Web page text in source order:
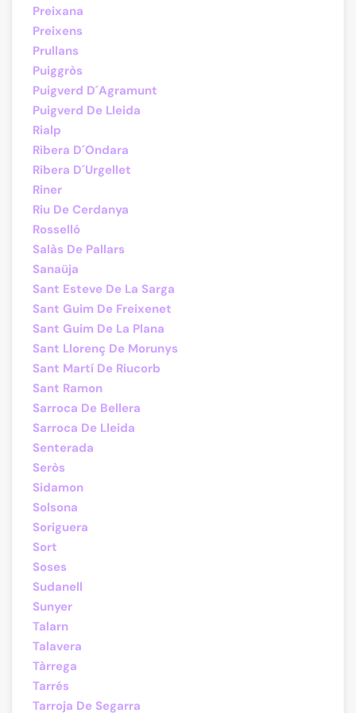
Preixana
Preixens
Prullans
Puiggròs
Puigverd D´Agramunt
Puigverd De Lleida
Rialp
Ribera D´Ondara
Ribera D´Urgellet
Riner
Riu De Cerdanya
Rosselló
Salàs De Pallars
Sanaüja
Sant Esteve De La Sarga
Sant Guim De Freixenet
Sant Guim De La Plana
Sant Llorenç De Morunys
Sant Martí De Riucorb
Sant Ramon
Sarroca De Bellera
Sarroca De Lleida
Senterada
Seròs
Sidamon
Solsona
Soriguera
Sort
Soses
Sudanell
Sunyer
Talarn
Talavera
Tàrrega
Tarrés
Tarroja De Segarra